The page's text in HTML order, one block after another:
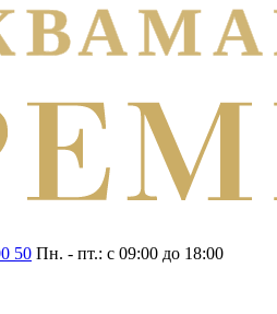
50 Пн. - пт.: с 09:00 до 18:00